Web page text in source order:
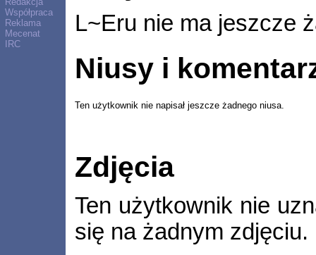
Współpraca
Reklama
Mecenat
IRC
L~Eru nie ma jeszcze
Niusy i
Ten użytkownik nie napisał jeszcze żadnego niusa.
Zdjęcia
Ten użytkownik nie
się na żadnym zdjęciu.